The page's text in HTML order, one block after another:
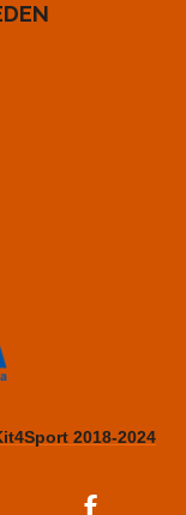
2018-2024